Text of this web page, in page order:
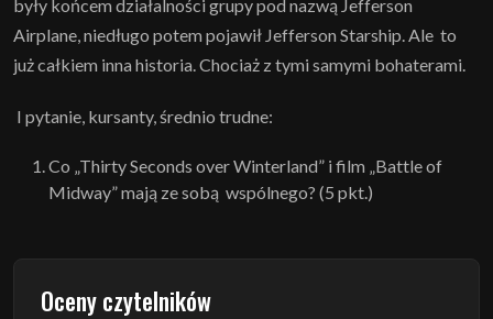
były końcem działalności grupy pod nazwą Jefferson
Airplane, niedługo potem pojawił Jefferson Starship. Ale to
już całkiem inna historia. Chociaż z tymi samymi bohaterami.
I pytanie, kursanty, średnio trudne:
Co „Thirty Seconds over Winterland” i film „Battle of
Midway” mają ze sobą wspólnego? (5 pkt.)
Oceny czytelników